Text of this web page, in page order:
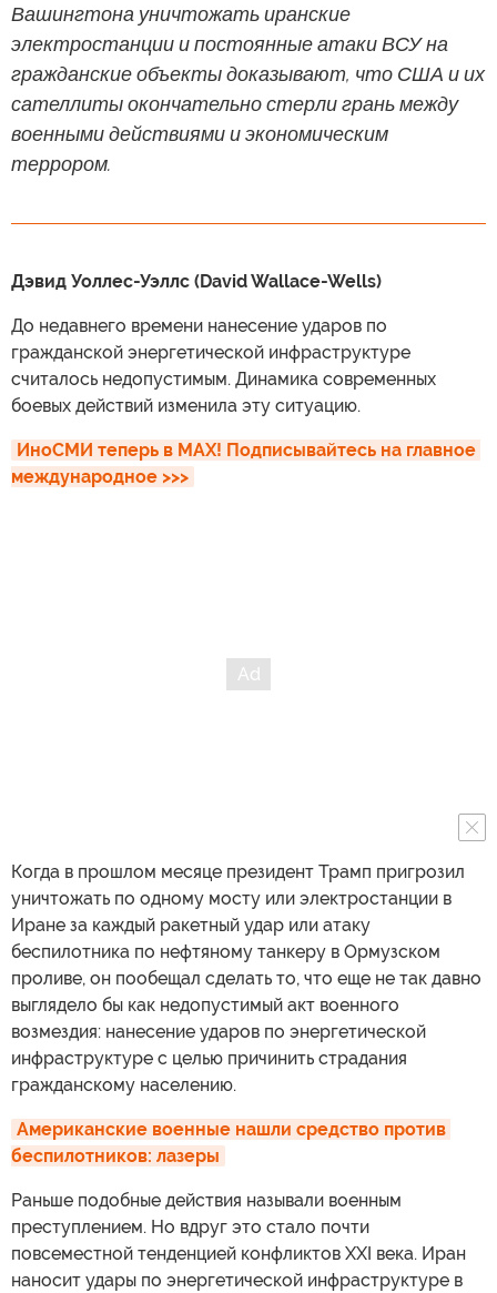
Вашингтона уничтожать иранские
электростанции и постоянные атаки ВСУ на
гражданские объекты доказывают, что США и их
сателлиты окончательно стерли грань между
военными действиями и экономическим
террором.
Дэвид Уоллес-Уэллс (David Wallace-Wells)
До недавнего времени нанесение ударов по
гражданской энергетической инфраструктуре
считалось недопустимым. Динамика современных
боевых действий изменила эту ситуацию.
ИноСМИ теперь в MAX! Подписывайтесь на главное
международное >>>
Когда в прошлом месяце президент Трамп пригрозил
уничтожать по одному мосту или электростанции в
Иране за каждый ракетный удар или атаку
беспилотника по нефтяному танкеру в Ормузском
проливе, он пообещал сделать то, что еще не так давно
выглядело бы как недопустимый акт военного
возмездия: нанесение ударов по энергетической
инфраструктуре с целью причинить страдания
гражданскому населению.
Американские военные нашли средство против
беспилотников: лазеры
Раньше подобные действия называли военным
преступлением. Но вдруг это стало почти
повсеместной тенденцией конфликтов XXI века. Иран
наносит удары по энергетической инфраструктуре в